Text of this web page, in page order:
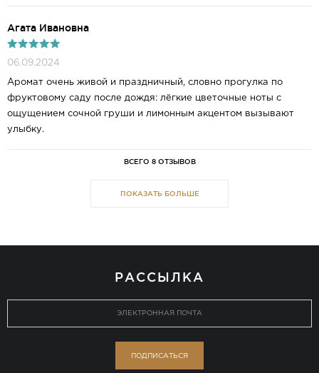
Агата Ивановна
06.09.2024
Аромат очень живой и праздничный, словно прогулка по
фруктовому саду после дождя: лёгкие цветочные ноты с
ощущением сочной груши и лимонным акцентом вызывают
улыбку.
ВСЕГО 8 ОТЗЫВОВ
ПОКАЗАТЬ БОЛЬШЕ
РАССЫЛКА
ПОДПИСАТЬСЯ